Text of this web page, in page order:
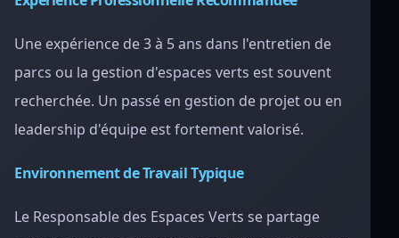
Une expérience de 3 à 5 ans dans l'entretien de
parcs ou la gestion d'espaces verts est souvent
recherchée. Un passé en gestion de projet ou en
leadership d'équipe est fortement valorisé.
Environnement de Travail Typique
Le Responsable des Espaces Verts se partage